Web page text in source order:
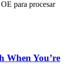
para procesar
When You’re